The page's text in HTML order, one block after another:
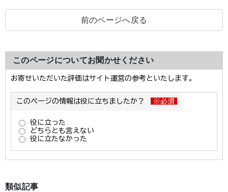
前のページへ戻る
このページについてお聞かせください
類似記事